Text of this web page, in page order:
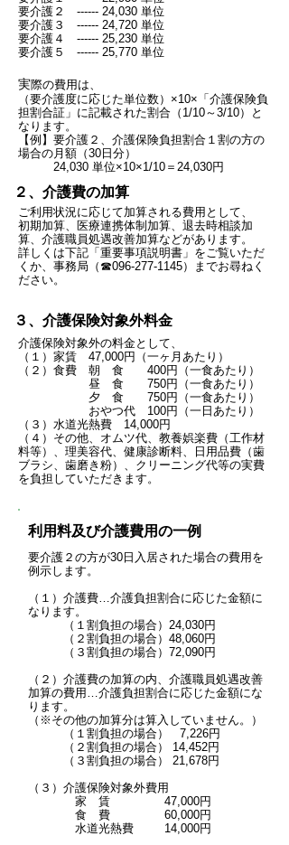
要介護２ ------ 24,030 単位
要介護３ ------ 24,720 単位
要介護４ ------ 25,230 単位
​要介護５ ------ 25,770 単位
実際の費用は、
（要介護度に応じた単位数） ×10× 「介護保険負
担割合証」に記載された割合（1/10～3/10）
と
なります。
【例】要介護２、介護保険負担割合１割の方の
場合の月額（30日分）
24,030 単位×10×1/10＝24,030円
２、介護費の加算
ご利用状況に応じて加算される費用として、
初期加算、医療連携体制加算、退去時相談加
算、介護職員処遇改善加算などがあります。
詳しくは下記「重要事項説明書」をご覧いただ
くか、事務局（☎096-277-1145）までお尋ねく
ださい。
３、介護保険対象外料金
介護保険対象外の料金として、
（１）家賃 47,000円（一ヶ月あたり）
（２）食費 朝 食 400円（一食あたり）
昼 食 750円（一食あたり）
夕 食 750円（一食あたり）
おやつ代 100円（一日あたり）
（３）水道光熱費 14,000円
（４）その他、オムツ代、教養娯楽費（工作材
料等）、理美容代、健康診断料、日用品費（歯
ブラシ、歯磨き粉）、クリーニング代等の実費
を負担していただきます。
利用料及び介護費用の一例
要介護２の方が30日入居された場合の費用を
例示します。
（１）介護費…介護負担割合に応じた金額に
なります。
（１割負担の場合）24,030円
（２割負担の場合）48,060円
（３割負担の場合）72,090円
（２）介護費の加算の内、介護職員処遇改善
加算の費用…介護負担割合に応じた金額にな
ります。
（※その他の加算分は算入していません。）
（１割負担の場合） 7,226円
（２割負担の場合） 14,452円
（３割負担の場合） 21,678円
（３）介護保険対象外費用
家 賃 47,000円
食 費 60,000円
水道光熱費 14,000円